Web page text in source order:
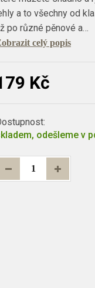
a to všechny od
po různé pěnové a…
celý popis
Kč
odešleme v